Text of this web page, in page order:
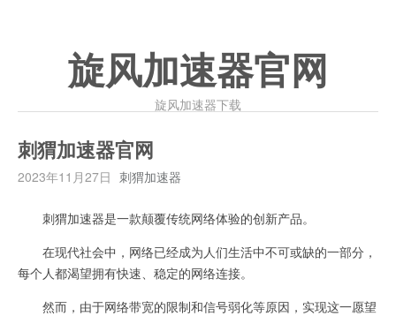
旋风加速器官网
旋风加速器下载
刺猬加速器官网
2023年11月27日 刺猬加速器
刺猬加速器是一款颠覆传统网络体验的创新产品。
在现代社会中，网络已经成为人们生活中不可或缺的一部分，
每个人都渴望拥有快速、稳定的网络连接。
然而，由于网络带宽的限制和信号弱化等原因，实现这一愿望